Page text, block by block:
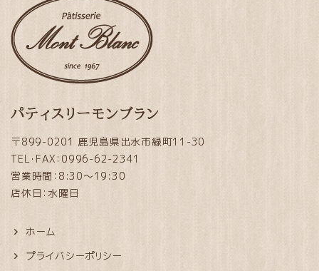
パティスリーモンブラン
〒899-0201 鹿児島県出水市緑町11-30
TEL・FAX：0996-62-2341
営業時間：8:30～19:30
店休日：水曜日
ホーム
プライバシーポリシー